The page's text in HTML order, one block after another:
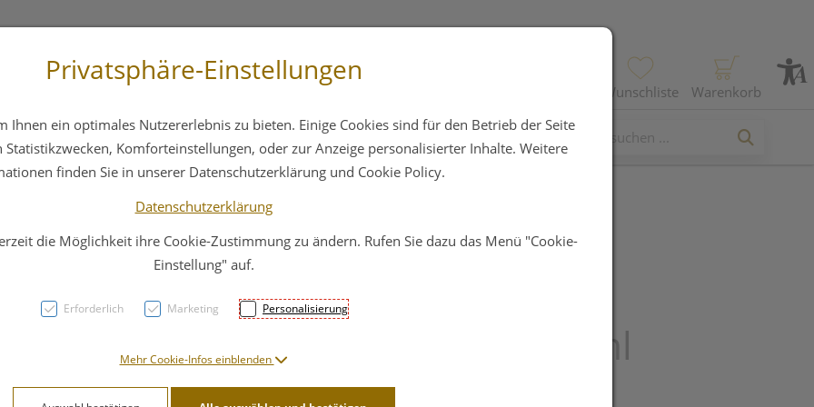
Wunschliste Warenkorb
Hautpflege Familie Nahrungsergänzung
La Roche Posay
Gesichtspflege
Hydranorme 40ml
PZN: 1609068
Privatsphäre-Einstellungen
Ihnen ein optimales Nutzererlebnis zu bieten. Einige Cookies sind für den Betrieb der Seite
Komforteinstellungen, oder zur Anzeige personalisierter Inhalte. Weitere
finden Sie in unserer Datenschutzerklärung und Cookie Policy.
Datenschutzerklärung
die Möglichkeit ihre Cookie-Zustimmung zu ändern. Rufen Sie dazu das Menü "Cookie-
Einstellung" auf.
Erforderlich Marketing Personalisierung
Mehr Cookie-Infos einblenden